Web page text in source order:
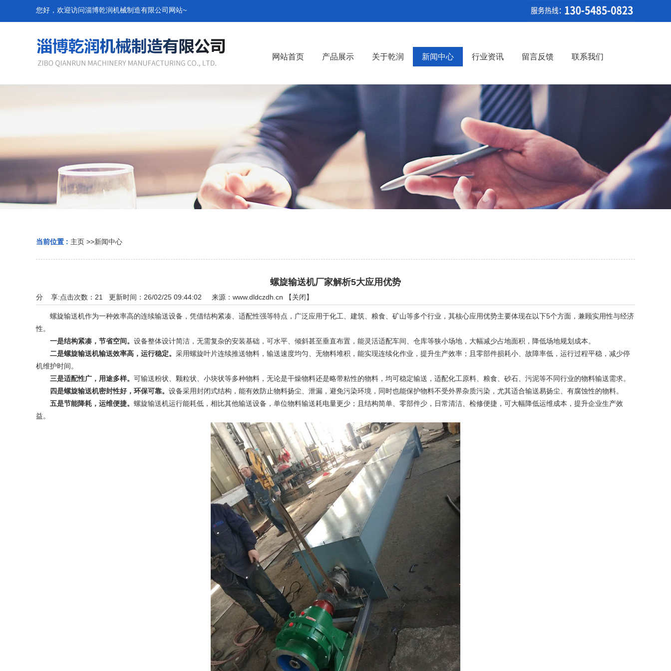
您好，欢迎访问淄博乾润机械制造有限公司网站~
网站首页 产品展示 关于乾润 新闻中心 行业资讯 留言反馈 联系我们
当前位置 : 主页 >>新闻中心
螺旋输送机厂家解析5大应用优势
点击次数： 21 更新时间：26/02/25 09:44:02 来源： www.dldczdh.cn 【关闭】
分 享:
螺旋输送机作为一种效率高的连续输送设备，凭借结构紧凑、适配性强等特点，广泛应用于化工、建筑、粮食、矿山等多个行业，其核心应用优势主要体现在以下5个方面，兼顾实用性与经济
性。
一是结构紧凑，节省空间。 设备整体设计简洁，无需复杂的安装基础，可水平、倾斜甚至垂直布置，能灵活适配车间、仓库等狭小场地，大幅减少占地面积，降低场地规划成本。
二是螺旋输送机输送效率高，运行稳定。 采用螺旋叶片连续推送物料，输送速度均匀、无物料堆积，能实现连续化作业，提升生产效率；且零部件损耗小、故障率低，运行过程平稳，减少停
机维护时间。
三是适配性广，用途多样。 可输送粉状、颗粒状、小块状等多种物料，无论是干燥物料还是略带粘性的物料，均可稳定输送，适配化工原料、粮食、砂石、污泥等不同行业的物料输送需求。
四是螺旋输送机密封性好，环保可靠。 设备采用封闭式结构，能有效防止物料扬尘、泄漏，避免污染环境，同时也能保护物料不受外界杂质污染，尤其适合输送易扬尘、有腐蚀性的物料。
五是节能降耗，运维便捷。 螺旋输送机运行能耗低，相比其他输送设备，单位物料输送耗电量更少；且结构简单、零部件少，日常清洁、检修便捷，可大幅降低运维成本，提升企业生产效
益。